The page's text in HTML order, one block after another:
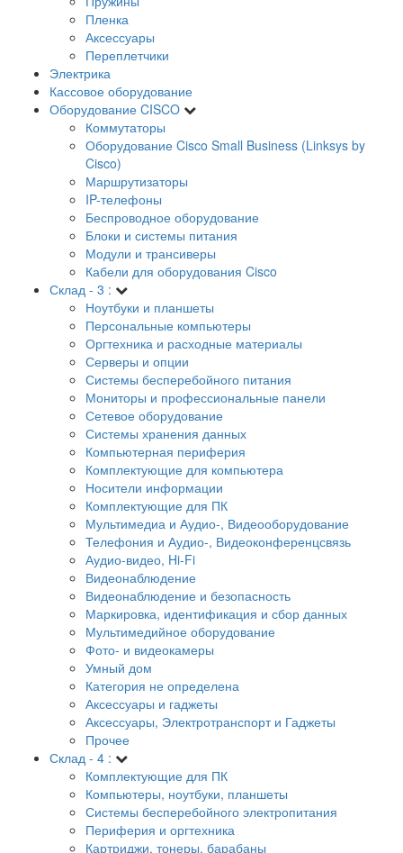
Пленка
Аксессуары
Переплетчики
Электрика
Кассовое оборудование
Оборудование CISCO
Коммутаторы
Оборудование Cisco Small Business (Linksys by
Cisco)
Маршрутизаторы
IP-телефоны
Беспроводное оборудование
Блоки и системы питания
Модули и трансиверы
Кабели для оборудования Cisco
Склад - 3 :
Ноутбуки и планшеты
Персональные компьютеры
Оргтехника и расходные материалы
Серверы и опции
Системы бесперебойного питания
Мониторы и профессиональные панели
Сетевое оборудование
Системы хранения данных
Компьютерная периферия
Комплектующие для компьютера
Носители информации
Комплектующие для ПК
Мультимедиа и Аудио-, Видеооборудование
Телефония и Аудио-, Видеоконференцсвязь
Аудио-видео, Hi-Fi
Видеонаблюдение
Видеонаблюдение и безопасность
Маркировка, идентификация и сбор данных
Мультимедийное оборудование
Фото- и видеокамеры
Умный дом
Категория не определена
Аксессуары и гаджеты
Аксессуары, Электротранспорт и Гаджеты
Прочее
Склад - 4 :
Комплектующие для ПК
Компьютеры, ноутбуки, планшеты
Системы бесперебойного электропитания
Периферия и оргтехника
Картриджи, тонеры, барабаны